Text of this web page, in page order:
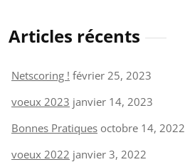
Articles récents
Netscoring ! février 25, 2023
voeux 2023 janvier 14, 2023
Bonnes Pratiques octobre 14, 2022
voeux 2022 janvier 3, 2022